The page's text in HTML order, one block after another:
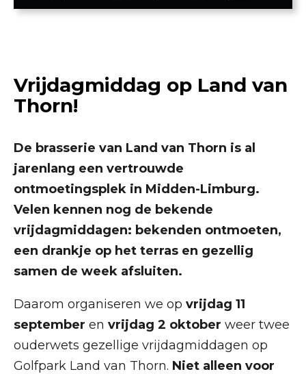
Vrijdagmiddag op Land van
Thorn!
De brasserie van Land van Thorn is al
jarenlang een vertrouwde
ontmoetingsplek in Midden-Limburg.
Velen kennen nog de bekende
vrijdagmiddagen: bekenden ontmoeten,
een drankje op het terras en gezellig
samen de week afsluiten.
Daarom organiseren we op vrijdag 11
september en vrijdag 2 oktober weer twee
ouderwets gezellige vrijdagmiddagen op
Golfpark Land van Thorn. Niet alleen voor